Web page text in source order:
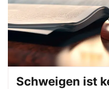
Schweigen ist